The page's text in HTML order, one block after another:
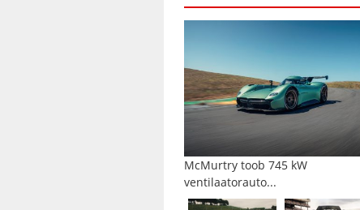
McMurtry toob 745 kW
ventilaatorauto...